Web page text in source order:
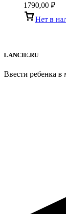
1790,00 ₽
Нет в
LANCIE.RU
Ввести ребенка